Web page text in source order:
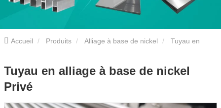
Accueil Produits Alliage à base de nickel Tuyau en
Tuyau en alliage à base de nickel Privé
Tuyau en alliage à base de nickel
Privé